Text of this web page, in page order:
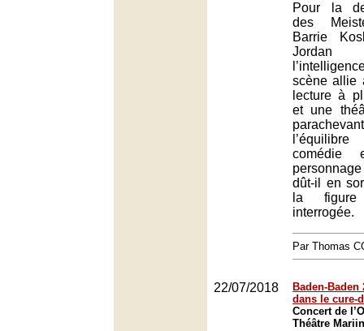
Pour la
des
Barrie
Jordan
scène allie
lecture à
et une
comédie
dût-il en
la
interrogée.
Par Thomas
22/07/2018
Baden-Baden
dans le cure-
Concert de
Théâtre